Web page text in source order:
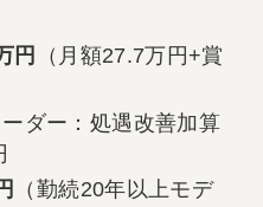
円
（月額27.7万円+賞
ダー：処遇改善加算
（勤続20年以上モデ